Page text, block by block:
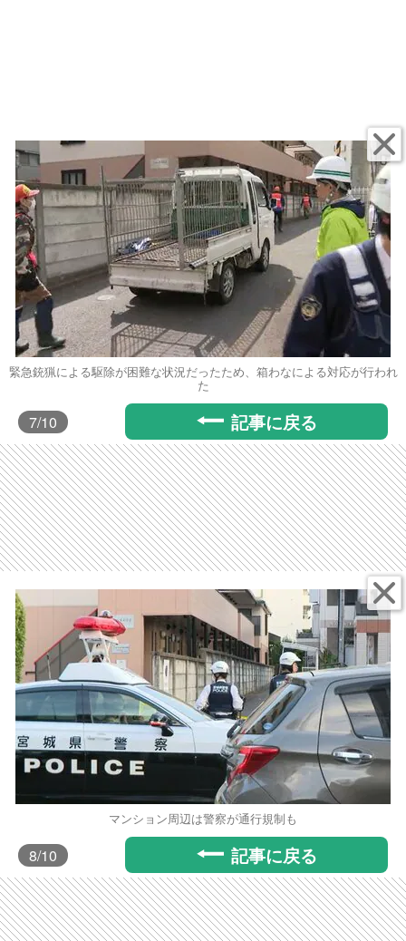
緊急銃猟による駆除が困難な状況だったため、箱わなによる対応が行われ
た
7/10 記事に戻る
マンション周辺は警察が通行規制も
8/10 記事に戻る